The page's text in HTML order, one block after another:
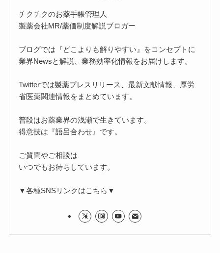
チクチクのお薬手帳管理人
製薬会社MR/薬価制度解説ブロガー
ブログでは『どこよりも解りやすい』をコンセプトに
業界Newsと解説、業務効率化情報をお届けします。
Twitterでは製薬プレスリリース、最新文献情報、厚労
省医薬関連情報をまとめています。
普段はお薬業界の浅瀬で生きています。
得意技は『語呂合わせ』です。
ご質問やご相談は
いつでもお待ちしています。
▼各種SNSリンクはこちら▼